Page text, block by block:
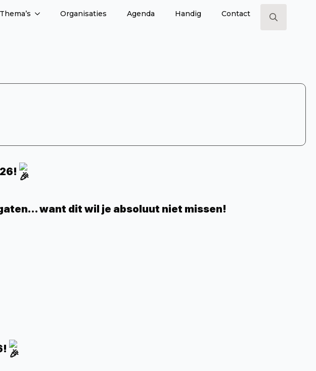
Thema’s Organisaties Agenda Handig Contact
want dit wil je absoluut niet missen!